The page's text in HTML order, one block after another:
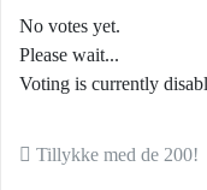
No votes yet.
Please wait...
Voting is currently
Indlæg
Tillykke med de 200!